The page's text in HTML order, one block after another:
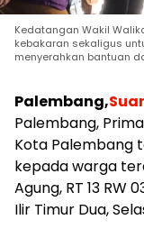
Kedatangan Wakil
kebakaran sekaligus
menyerahkan bantuan
Palembang,
Palembang,
Kota Palembang
kepada warga
Agung, RT 13 RW
Ilir Timur Dua,